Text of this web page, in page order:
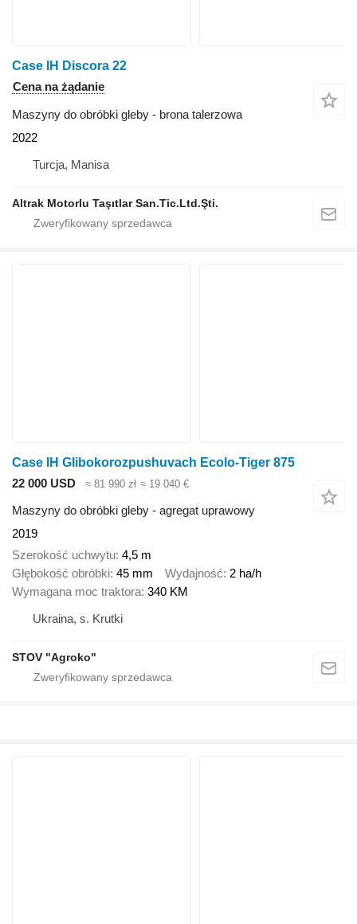
Case IH Discora 22
Cena na żądanie
Maszyny do obróbki gleby - brona talerzowa
2022
Turcja, Manisa
Altrak Motorlu Taşıtlar San.Tic.Ltd.Şti.
Case IH Glibokorozpushuvach Ecolo-Tiger 875
22 000 USD
≈ 81 990 zł ≈ 19 040 €
Maszyny do obróbki gleby - agregat uprawowy
2019
Szerokość uchwytu 4,5 m
Głębokość obróbki 45 mm Wydajność 2 ha/h
Wymagana moc traktora 340 KM
Ukraina, s. Krutki
STOV "Agroko"